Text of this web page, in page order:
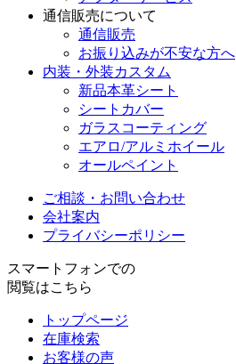
通信販売について
通信販売
お振り込みが不安な方へ
内装・外装カスタム
新品本革シート
シートカバー
ガラスコーティング
エアロ/アルミホイール
オールペイント
ご相談・お問い合わせ
会社案内
プライバシーポリシー
スマートフォンでの
閲覧はこちら
トップページ
在庫検索
お客様の声